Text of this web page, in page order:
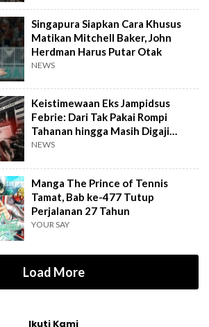
Singapura Siapkan Cara Khusus
Matikan Mitchell Baker, John
Herdman Harus Putar Otak
NEWS
Keistimewaan Eks Jampidsus
Febrie: Dari Tak Pakai Rompi
Tahanan hingga Masih Digaji
Negara
NEWS
Manga The Prince of Tennis
Tamat, Bab ke-477 Tutup
Perjalanan 27 Tahun
YOUR SAY
Load More
Ikuti Kami